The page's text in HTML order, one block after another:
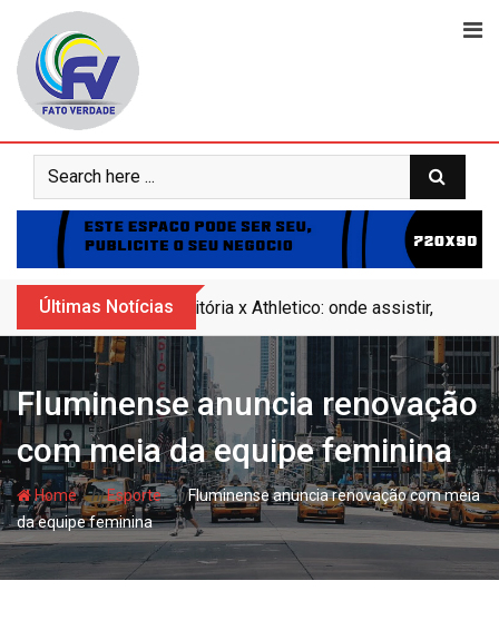
content
Últimas Notícias Vitória x Athletico: onde assistir,
Fluminense anuncia renovação
com meia da equipe feminina
Home- hjEsporte- hjFluminense anuncia renovação com meia
da equipe feminina